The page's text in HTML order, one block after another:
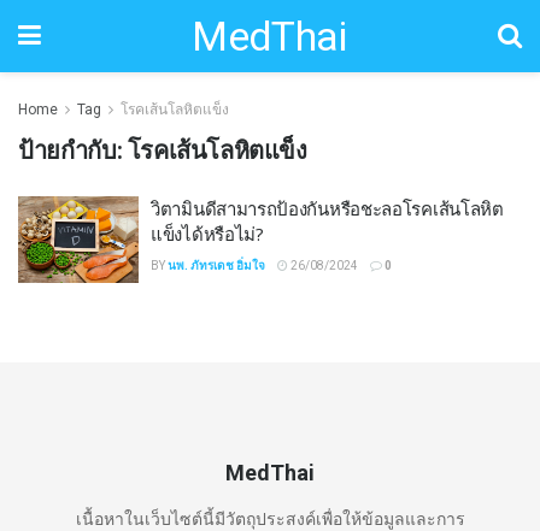
MedThai
Home Tag โรคเส้นโลหิตแข็ง
ป้ายกำกับ: โรคเส้นโลหิตแข็ง
วิตามินดีสามารถป้องกันหรือชะลอโรคเส้นโลหิต
แข็งได้หรือไม่?
BYนพ. ภัทรเดช อิ่มใจ 26/08/2024 0
MedThai
เนื้อหาในเว็บไซต์นี้มีวัตถุประสงค์เพื่อให้ข้อมูลและการ